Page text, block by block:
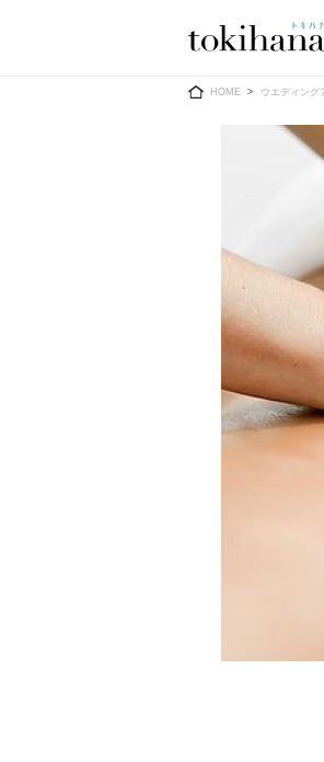
Ring
婚約指輪
結婚指輪
すべてのアイテム
指輪ショップ一覧
HOME ウエディング